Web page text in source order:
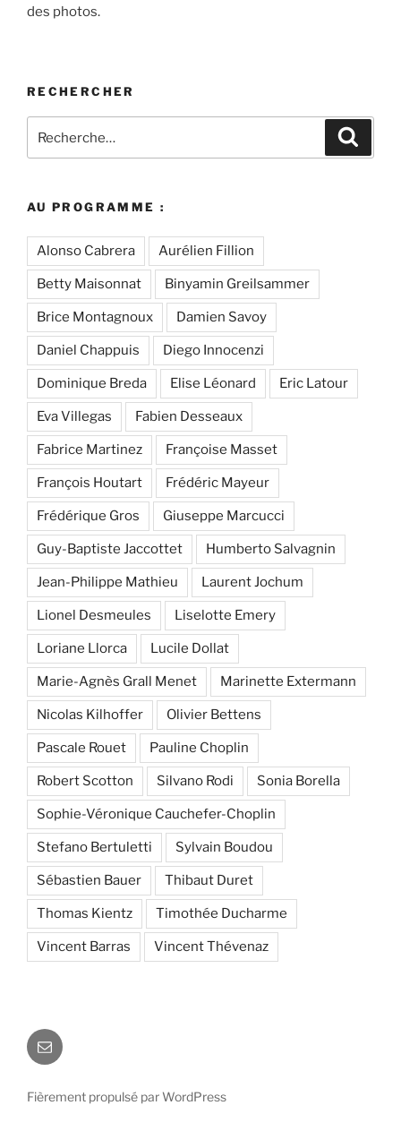
des photos.
RECHERCHER
pour
AU PROGRAMME :
Alonso Cabrera Aurélien Fillion
Betty Maisonnat Binyamin Greilsammer
Brice Montagnoux Damien Savoy
Daniel Chappuis Diego Innocenzi
Dominique Breda Elise Léonard Eric Latour
Eva Villegas Fabien Desseaux
Fabrice Martinez Françoise Masset
François Houtart Frédéric Mayeur
Frédérique Gros Giuseppe Marcucci
Guy-Baptiste Jaccottet Humberto Salvagnin
Jean-Philippe Mathieu Laurent Jochum
Lionel Desmeules Liselotte Emery
Loriane Llorca Lucile Dollat
Marie-Agnès Grall Menet Marinette Extermann
Nicolas Kilhoffer Olivier Bettens
Pascale Rouet Pauline Choplin
Robert Scotton Silvano Rodi Sonia Borella
Sophie-Véronique Cauchefer-Choplin
Stefano Bertuletti Sylvain Boudou
Sébastien Bauer Thibaut Duret
Thomas Kientz Timothée Ducharme
Vincent Barras Vincent Thévenaz
E-
mail
Fièrement propulsé par WordPress